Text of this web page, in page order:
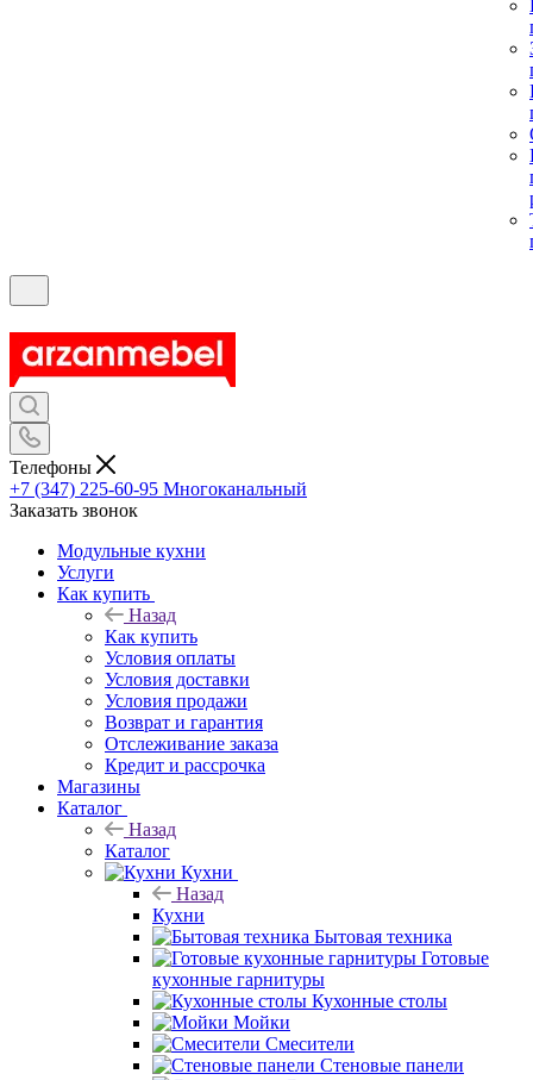
Телефоны
+7 (347) 225-60-95 Многоканальный
Заказать звонок
Модульные кухни
Услуги
Как купить
Назад
Как купить
Условия оплаты
Условия доставки
Условия продажи
Возврат и гарантия
Отслеживание заказа
Кредит и рассрочка
Магазины
Каталог
Назад
Каталог
Кухни
Назад
Кухни
Бытовая техника
Готовые
кухонные гарнитуры
Кухонные столы
Мойки
Смесители
Стеновые панели